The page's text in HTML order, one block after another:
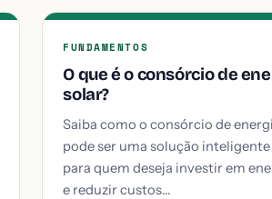
FUNDAMENTOS
O que é o consórcio de
solar?
Saiba como o consórcio de
pode ser uma solução inteligente
para quem deseja investir em
e reduzir custos…